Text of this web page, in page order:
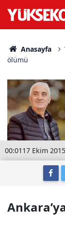
Anasayfa
ölümü
00:01 17 Ekim 2015